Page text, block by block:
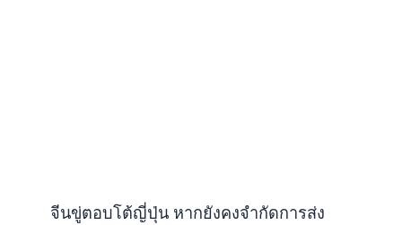
จีนขู่ตอบโต้ญี่ปุ่น หากยังคงจำกัดการส่ง